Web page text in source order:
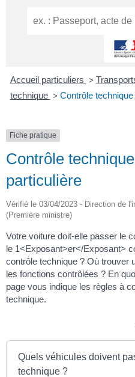
Accueil particuliers >
technique > Contrôle
Fiche pratique
Contrôle
particulière
Vérifié le 03/04/2023 - Direction de
(Première ministre)
Votre voiture doit-elle passer le
le 1<Exposant>er</Exposant>
contrôle technique ? Où trouver
les fonctions contrôlées ? En
page vous indique les règles à
technique.
Quels véhicules doivent
technique ?